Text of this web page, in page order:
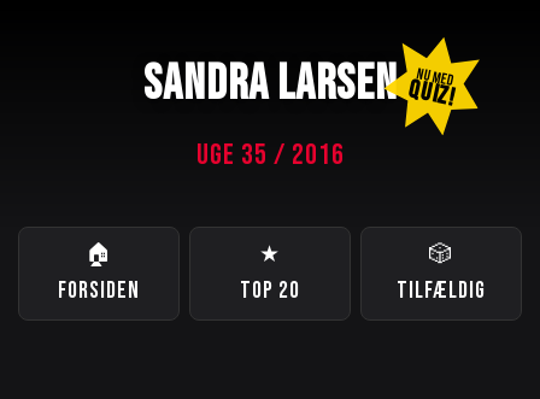
SANDRA LARSEN NU MED
QUIZ!
UGE 35 / 2016
🏠
FORSIDEN
★
TOP 20
🎲
TILFÆLDIG